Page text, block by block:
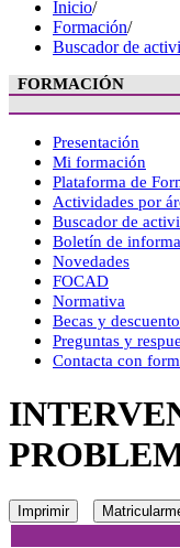
Inicio/
Formación/
Buscador de
FORMACIÓN
Presentación
Mi formación
Plataforma de
Actividades por
Buscador de
Boletín de
Novedades
FOCAD
Normativa
Becas y
Preguntas y
Contacta con
Imprimir